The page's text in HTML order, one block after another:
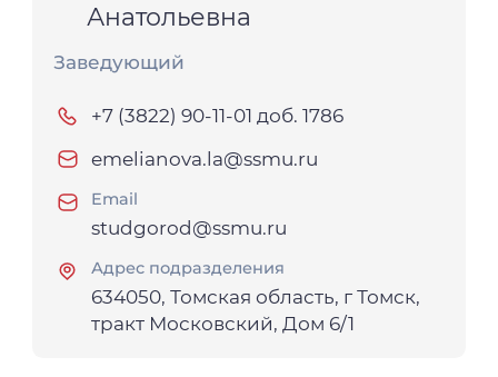
Анатольевна
Заведующий
+7 (3822) 90-11-01 доб. 1786
emelianova.la@ssmu.ru
Email
studgorod@ssmu.ru
Адрес подразделения
634050, Томская область, г Томск,
тракт Московский, Дом 6/1